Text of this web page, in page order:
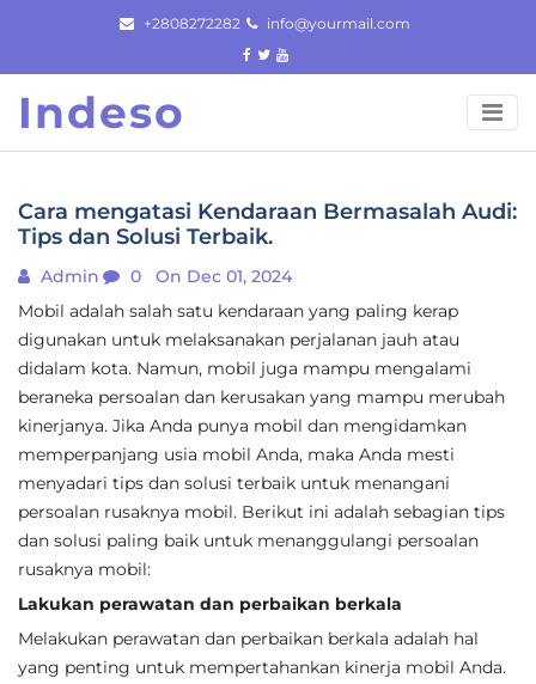
content
+2808272282 info@yourmail.com
Indeso
Cara mengatasi Kendaraan Bermasalah Audi:
Tips dan Solusi Terbaik.
Admin 0
On Dec 01, 2024
Mobil adalah salah satu kendaraan yang paling kerap
digunakan untuk melaksanakan perjalanan jauh atau
didalam kota. Namun, mobil juga mampu mengalami
beraneka persoalan dan kerusakan yang mampu merubah
kinerjanya. Jika Anda punya mobil dan mengidamkan
memperpanjang usia mobil Anda, maka Anda mesti
menyadari tips dan solusi terbaik untuk menangani
persoalan rusaknya mobil. Berikut ini adalah sebagian tips
dan solusi paling baik untuk menanggulangi persoalan
rusaknya mobil:
Lakukan perawatan dan perbaikan berkala
Melakukan perawatan dan perbaikan berkala adalah hal
yang penting untuk mempertahankan kinerja mobil Anda.